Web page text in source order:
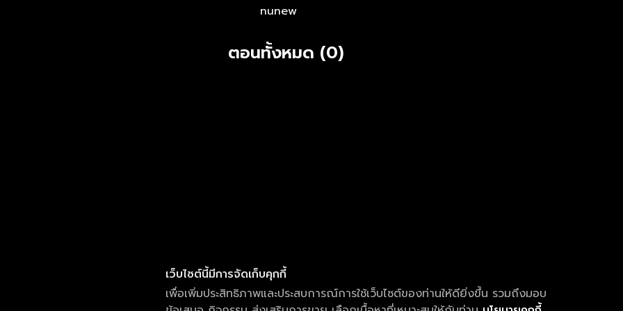
nunew
ตอนทั้งหมด (0)
เว็บไซต์นี้มีการจัดเก็บคุกกี้
เพื่อเพิ่มประสิทธิภาพและประสบการณ์การใช้เว็บไซต์ของท่านให้ดียิ่งขึ้น รวมถึงมอบ